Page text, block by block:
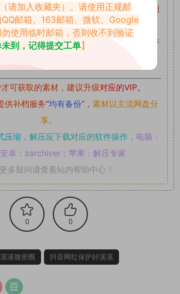
分享，如有侵犯你的权益请私信留言
收到
我们会第一时间进行审核后删除。
人学习或测试研究使用，未经原版权作者许
可获取的素材，建议升级对应的VIP。
供补档服务“均有备份”， 素材以主流网盘分
享。
缩， 解压应下载对应的软件操作， 电脑：
卓：zarchiver；苹果：解压专家
多疑问请查看站内帮助中心！
0 0
溪微密圈 抖音网红保护好溪溪
（请加入收藏夹）。请使用正规邮
邮箱、163邮箱、微软、Google
使用临时邮箱，否则收不到验证
到，记得提交工单】